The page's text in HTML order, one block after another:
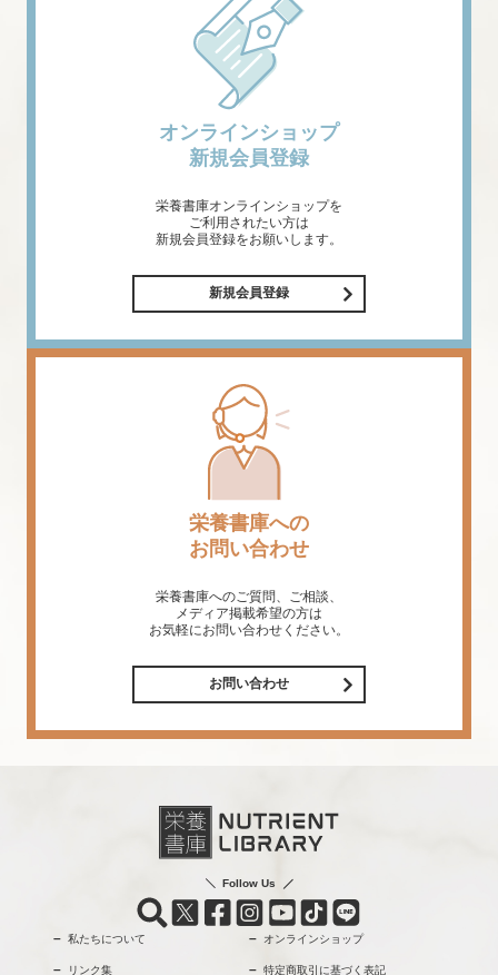
オンラインショップ
新規会員登録
栄養書庫オンラインショップを
ご利用されたい方は
新規会員登録をお願いします。
新規会員登録
栄養書庫への
お問い合わせ
栄養書庫へのご質問、ご相談、
メディア掲載希望の方は
お気軽にお問い合わせください。
お問い合わせ
Follow Us
私たちについて オンラインショップ
リンク集 特定商取引に基づく表記